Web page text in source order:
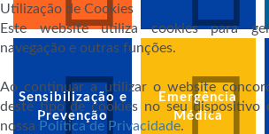
Sensibilização e
Prevenção
Emergência
Médica
Utilização de Cookies
Este website utiliza cookies para
navegação e outras funções.
Ao continuar a utilizar o website
deste tipo de cookies no seu dispositivo
nossa Política de Privacidade.